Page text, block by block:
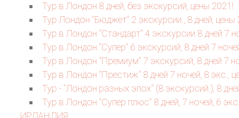
Тур в Лондон 8 дней, без экскурсий, цены 2021!
Тур Лондон "Бюджет" 2 экскурсии., 8 дней, цены
Тур в Лондон "Стандарт" 4 экскурсии 8 дней 7
Тур в Лондон "Супер" 6 экскурсий, 8 дней 7
Тур в Лондон "Премиум" 7 экскурсий, 8 дней 7
Тур в Лондон "Престиж" 8 дней 7 ночей, 8 экс.,
Тур - "Лондон разных эпох" (8 экскурсий.), 8
Тур в Лондон "Супер плюс" 8 дней, 7 ночей, 6
ИРЛАНДИЯ